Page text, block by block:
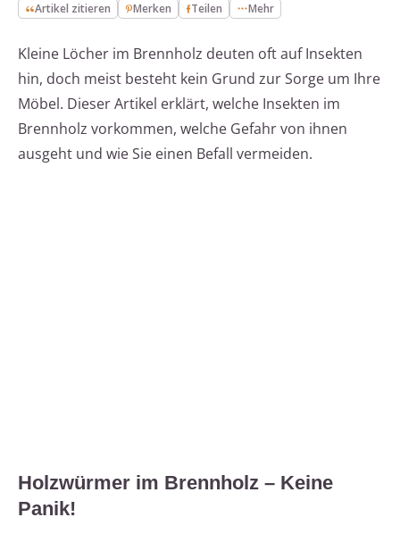
Artikel zitieren Merken Teilen Mehr
Kleine Löcher im Brennholz deuten oft auf Insekten
hin, doch meist besteht kein Grund zur Sorge um Ihre
Möbel. Dieser Artikel erklärt, welche Insekten im
Brennholz vorkommen, welche Gefahr von ihnen
ausgeht und wie Sie einen Befall vermeiden.
Holzwürmer im Brennholz – Keine
Panik!